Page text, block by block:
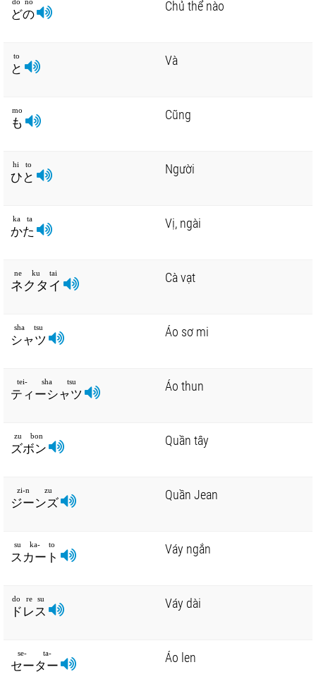
どの
Chủ thể nào
と
to Và
も
mo Cũng
ひと
hi to Người
かた
ka ta Vị, ngài
ネクタイ
ne ku tai Cà vạt
シャツ
sha tsu Áo sơ mi
ティーシャツ
tei- sha tsu Áo thun
ズボン
zu bon Quần tây
ジーンズ
zi-n zu Quần Jean
スカート
su ka- to Váy ngắn
ドレス
do re su Váy dài
セーター
se- ta- Áo len